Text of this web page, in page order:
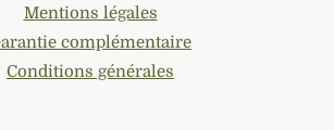
Mentions légales
complémentaire
Conditions générales